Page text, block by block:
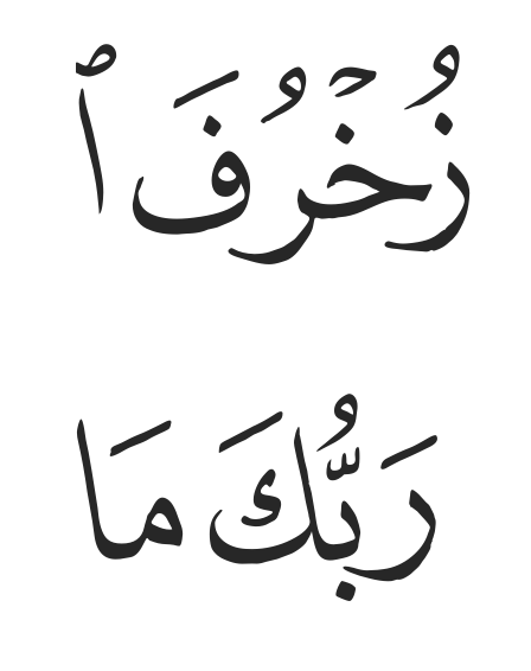
زُخْرُفَ ٱلْقَوْلِ غُرُورًۭا ۚ وَلَوْ شَآءَ رَبُّكَ مَا فَعَلُوهُ ۖ فَذَرْهُمْ وَمَا
ﱥ
ﱫﱬ